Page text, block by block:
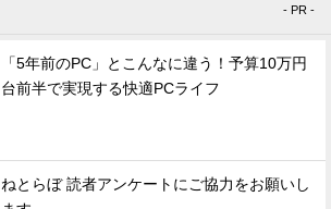
- PR -
「5年前のPC」とこんなに違う！予算10万円
台前半で実現する快適PCライフ
ねとらぼ 読者アンケートにご協力をお願いし